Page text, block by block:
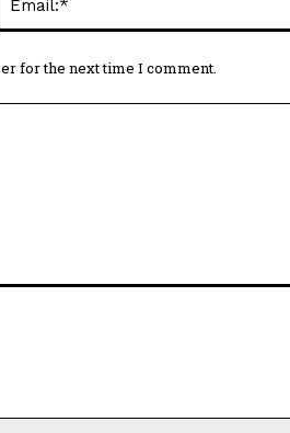
for the next time I comment.